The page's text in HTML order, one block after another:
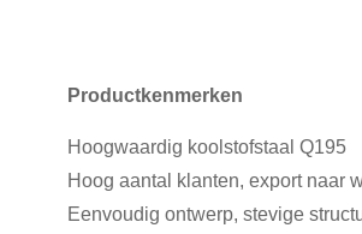
Productkenmerken
Hoogwaardig koolstofstaal Q195
Hoog aantal klanten, export naar
Eenvoudig ontwerp, stevige